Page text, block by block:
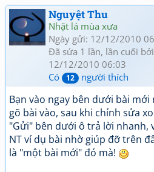
Nguyệt Thu
Nhặt lá mùa xưa
Ngày gửi: 12/12/2010
Đã sửa 1 lần, lần cuối bởi
12/12/2010 06:03
Có
12 người thích
Bạn vào ngay bên dưới bài
gõ bài vào, sau khi chỉnh sửa
"Gửi" bên dưới ô trả lời nhanh,
NT ví dụ bài nhờ giúp đỡ trên
là "một bài mới" đó mà!